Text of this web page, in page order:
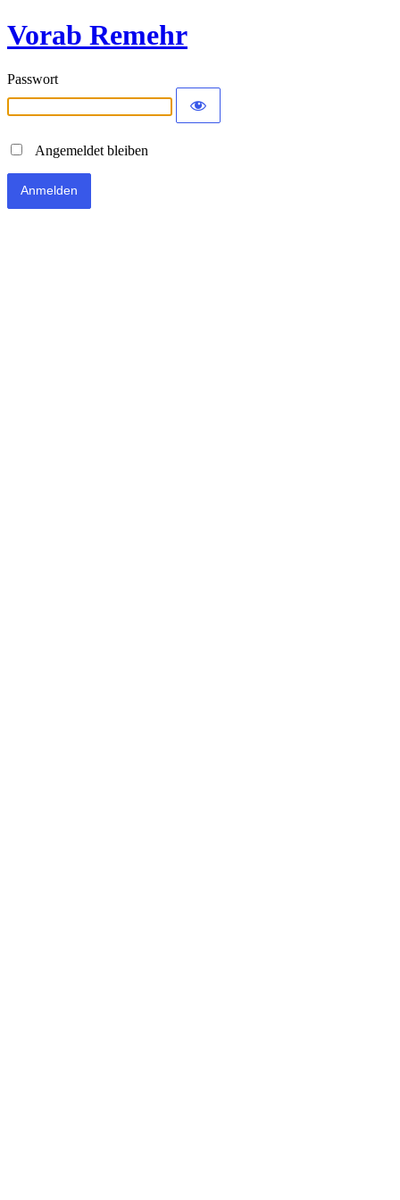
Vorab Remehr
Passwort
Angemeldet bleiben